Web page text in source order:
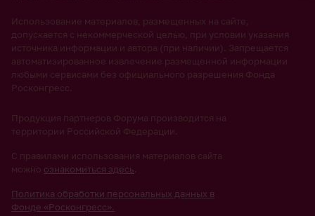
Использование материалов, размещенных на сайте,
допускается с некоммерческой целью, при условии указания
источника информации и автора (при наличии). Запрещается
автоматизированное извлечение размещенной информации
любыми сервисами без официального разрешения Фонда
Росконгресс.
Продукция партнеров Форума производится на
территории Российской Федерации.
С правилами использования материалов сайта
можно ознакомиться здесь
Политика обработки персональных данных в
Фонде «Росконгресс».